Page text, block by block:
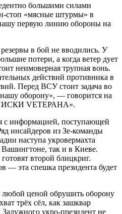
большими силами
стоп «мясные штурмы» в
первую линию обороны на
в бой не вводились. У
потери, а когда ветер дует
неимоверная трупная вонь.
действий противника в
Перед ВСУ стоит задача во
оборону», — говорится на
VЕТЕРАНА».
с информацией, поступающей
инсайдеров из Зе-команды
наступа укровермахта
Вашингтоне, так и в Киеве.
второй блицкриг.
— эта спешка президента будет
любой ценой обрушить оборону
трёх сёл, как зашквар
укро-президент не